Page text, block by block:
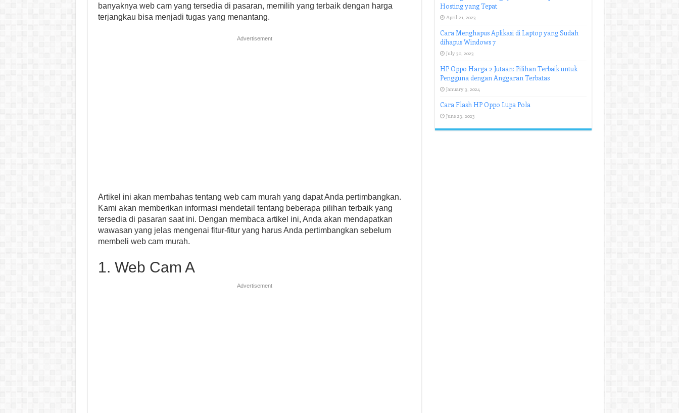
banyaknya web cam yang tersedia di pasaran, memilih yang terbaik dengan harga
terjangkau bisa menjadi tugas yang menantang.
Advertisement
Artikel ini akan membahas tentang web cam murah yang dapat Anda pertimbangkan.
Kami akan memberikan informasi mendetail tentang beberapa pilihan terbaik yang
tersedia di pasaran saat ini. Dengan membaca artikel ini, Anda akan mendapatkan
wawasan yang jelas mengenai fitur-fitur yang harus Anda pertimbangkan sebelum
membeli web cam murah.
1. Web Cam A
Advertisement
Hosting yang Tepat
April 21, 2023
Cara Menghapus Aplikasi di Laptop yang Sudah
dihapus Windows 7
July 30, 2023
HP Oppo Harga 2 Jutaan: Pilihan Terbaik untuk
Pengguna dengan Anggaran Terbatas
January 3, 2024
Cara Flash HP Oppo Lupa Pola
June 23, 2023